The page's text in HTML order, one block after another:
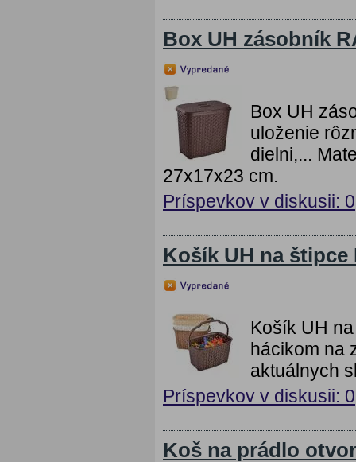
Box UH zásobník
Box UH
uloženie
dielni,...
27x17x23 cm.
Príspevkov v diskusii: 0
Košík UH na štipce
Košík UH
hácikom na
aktuálnych
Príspevkov v diskusii: 0
Koš na prádlo